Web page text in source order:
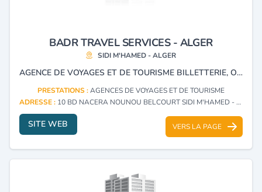
BADR TRAVEL SERVICES - ALGER
SIDI M'HAMED - ALGER
AGENCE DE VOYAGES ET DE TOURISME BILLETTERIE, OMRA
PRESTATIONS :AGENCES DE VOYAGES ET DE TOURISME
ADRESSE : 10 BD NACERA NOUNOU BELCOURT SIDI M'HAMED - ALGER
SITE WEB VERS LA PAGE